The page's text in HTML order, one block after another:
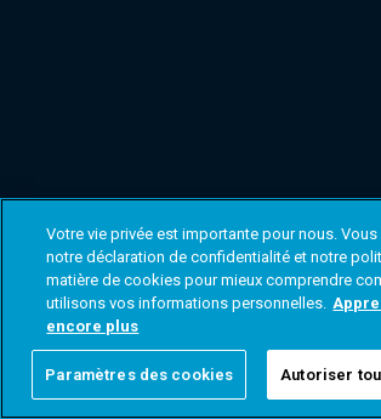
Votre vie privée est importante pour nous. Vous
notre déclaration de confidentialité et notre
matière de cookies pour mieux comprendre
utilisons vos informations personnelles.
encore plus
Paramètres des cookies Autoriser